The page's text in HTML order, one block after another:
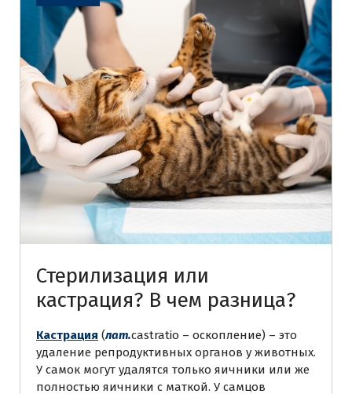
Стерилизация или
кастрация? В чем разница?
Кастрация (лат.castratio – оскопление) – это
удаление репродуктивных органов у животных.
У самок могут удалятся только яичники или же
полностью яичники с маткой. У самцов